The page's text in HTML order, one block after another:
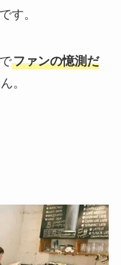
す。
ファンの憶測だ
。